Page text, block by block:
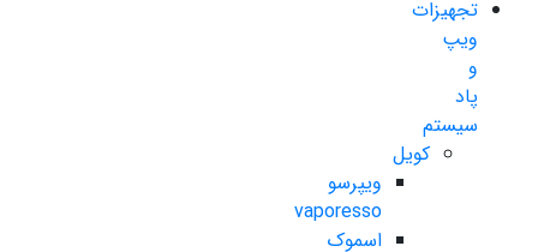
تجهیزات
ویپ
و
پاد
سیستم
کویل
ویپرسو
vaporesso
اسموک